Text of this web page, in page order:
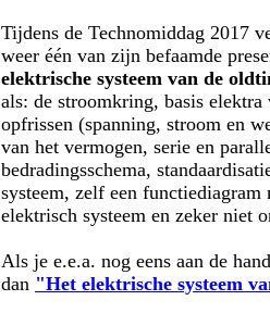
Tijdens de Technomiddag 2017
weer één van zijn befaamde
elektrische systeem van de
als: de stroomkring, basis
opfrissen (spanning, stroom en
van het vermogen, serie en
bedradingsschema,
systeem, zelf een
elektrisch systeem en zeker niet
Als je e.e.a. nog eens aan de
dan "Het elektrische systeem